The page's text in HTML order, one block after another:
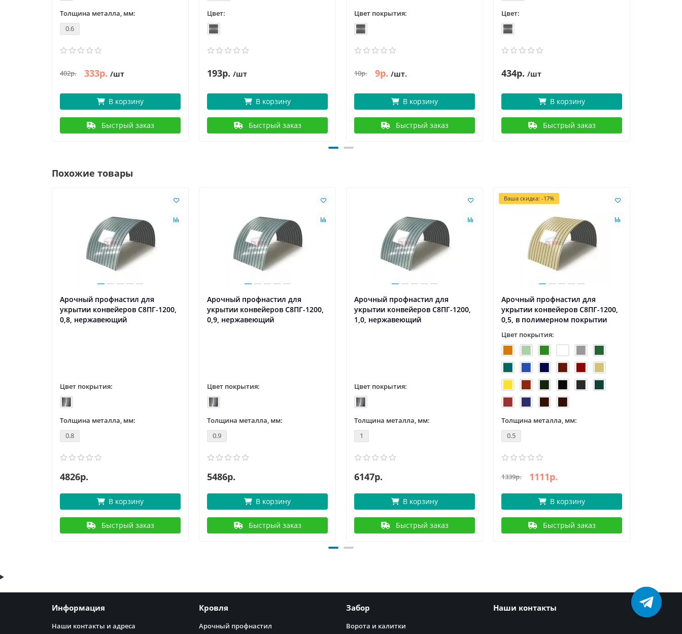
Толщина металла, мм:
0.6
402р. 333р. /шт
В корзину
Быстрый заказ
Цвет:
193р. /шт
В корзину
Быстрый заказ
Цвет покрытия:
10р. 9р. /шт.
В корзину
Быстрый заказ
Цвет:
434р. /шт
В корзину
Быстрый заказ
Похожие товары
Арочный профнастил для
укрытии конвейеров С8ПГ-1200,
0,8, нержавеющий
Цвет покрытия:
Толщина металла, мм:
0.8
4826р.
В корзину
Быстрый заказ
Арочный профнастил для
укрытии конвейеров С8ПГ-1200,
0,9, нержавеющий
Цвет покрытия:
Толщина металла, мм:
0.9
5486р.
В корзину
Быстрый заказ
Арочный профнастил для
укрытии конвейеров С8ПГ-1200,
1,0, нержавеющий
Цвет покрытия:
Толщина металла, мм:
1
6147р.
В корзину
Быстрый заказ
Ваша скидка: -17%
Арочный профнастил для
укрытии конвейеров С8ПГ-1200,
0,5, в полимерном покрытии
Цвет покрытия:
Толщина металла, мм:
0.5
1339р. 1111р.
В корзину
Быстрый заказ
Информация
Наши контакты и адреса
Кровля
Арочный профнастил
Забор
Ворота и калитки
Наши контакты